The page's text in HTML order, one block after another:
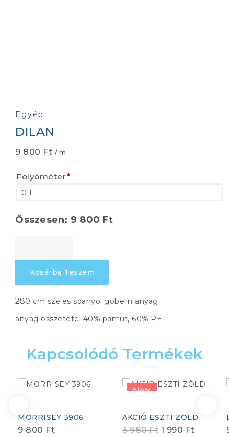
Egyéb
DILAN
9 800 Ft / m
Folyóméter*
Összesen: 9 800 Ft
Kosárba Teszem
280 cm széles spanyol gobelin anyag
anyag összetétel 40% pamut, 60% PE
Kapcsolódó Termékek
MORRISEY 3906
9 800 Ft
Akció!
AKCIÓ ESZTI ZÖLD
3 980Ft Original
1 990 FtCurrent